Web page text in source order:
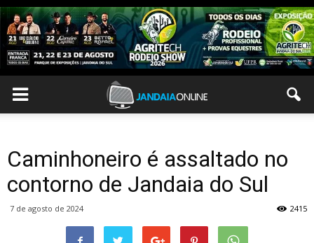
Caminhoneiro é assaltado no
contorno de Jandaia do Sul
7 de agosto de 2024 2415